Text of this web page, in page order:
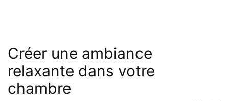
Créer une ambiance
relaxante dans votre
chambre